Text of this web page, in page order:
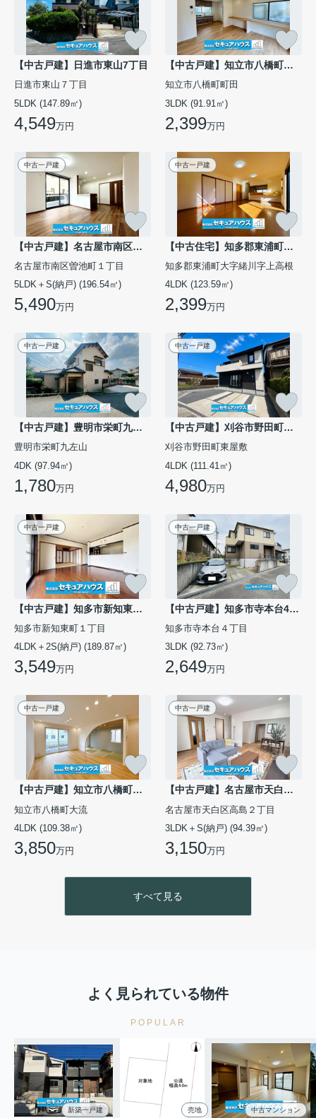
【中古戸建】日進市東山7丁目
日進市東山７丁目
5LDK (147.89㎡)
4,549万円
【中古戸建】知立市八橋町町田
知立市八橋町町田
3LDK (91.91㎡)
2,399万円
中古一戸建
【中古戸建】名古屋市南区曽池町1丁目
名古屋市南区曽池町１丁目
5LDK＋S(納戸) (196.54㎡)
5,490万円
中古一戸建
【中古住宅】知多郡東浦町大字緒川字上高根台
知多郡東浦町大字緒川字上高根
4LDK (123.59㎡)
2,399万円
中古一戸建
【中古戸建】豊明市栄町九左山
豊明市栄町九左山
4DK (97.94㎡)
1,780万円
中古一戸建
【中古戸建】刈谷市野田町東屋敷
刈谷市野田町東屋敷
4LDK (111.41㎡)
4,980万円
中古一戸建
【中古戸建】知多市新知東町1丁目
知多市新知東町１丁目
4LDK＋2S(納戸) (189.87㎡)
3,549万円
中古一戸建
【中古戸建】知多市寺本台4丁目
知多市寺本台４丁目
3LDK (92.73㎡)
2,649万円
中古一戸建
【中古戸建】知立市八橋町大流
知立市八橋町大流
4LDK (109.38㎡)
3,850万円
中古一戸建
【中古戸建】名古屋市天白区高島2丁目
名古屋市天白区高島２丁目
3LDK＋S(納戸) (94.39㎡)
3,150万円
すべて見る
よく見られている物件
POPULAR
新築一戸建 売地 中古マンション